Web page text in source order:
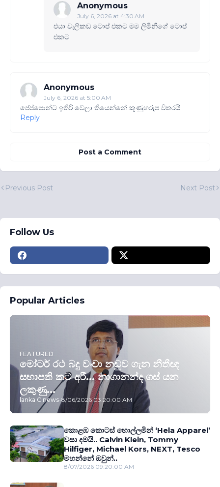
Anonymous
July 6, 2026 at 4:30 AM
එයා වැලිකඩ ටොප් එකට මම ලිමිනිගේ ටොප්
එකට
Anonymous
July 6, 2026 at 5:00 AM
ජෙප්පොන්ට ඉතිරි වෙලා තියෙන්නේ කුණුහරුප විතරයි
Reply
Post a Comment
Previous Post Next Post
Follow Us
Popular Articles
FEATURED
මෝටර් රථ බදු වංචා නඩුව ගැන නීතීඥ
සභාපති කට අරී... නාගානන්ද ගස් යන
ලකුණු...
lanka C news-8/06/2026 03:20:00 AM
කොළඹ කොටස් හොල්ලමින් ‘Hela Apparel’
වසා දමයි.. Calvin Klein, Tommy
Hilfiger, Michael Kors, NEXT, Tesco
මහන්නේ ඔවුන්..
8/07/2026 09:20:00 AM